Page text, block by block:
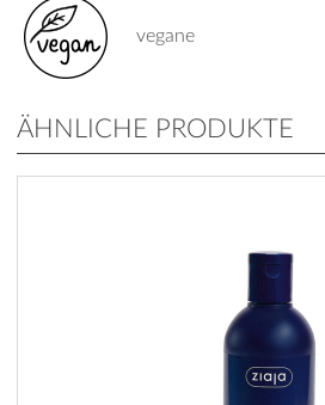
vegane
ÄHNLICHE PRODUKTE